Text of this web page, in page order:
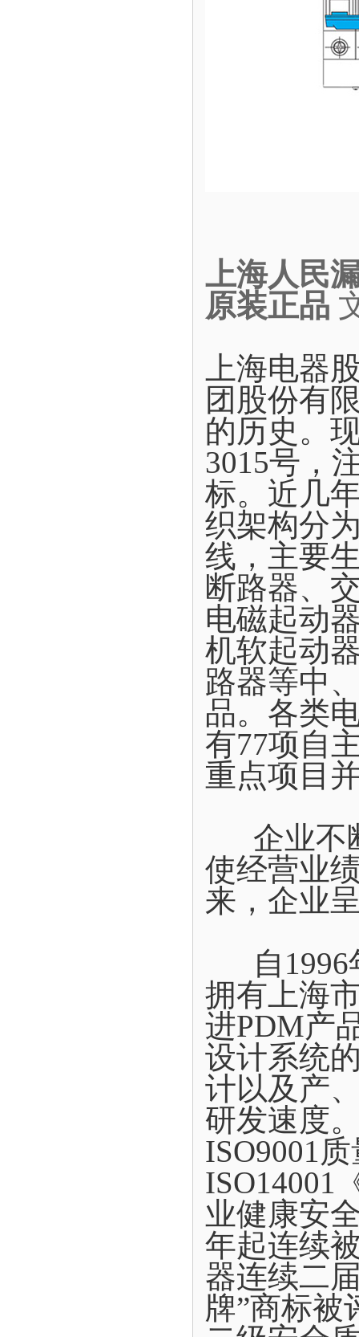
上海人民
原装正品
上海电器
团股份有
的历史。
3015号，
标。近几
织架构分
线，主要
断路器、
电磁起动
机软起动
路器等中
品。各类
有77项自
重点项目
企业不
使经营业
来，企业
自1996
拥有上海
进PDM产
设计系统
计以及产
研发速度
ISO9001
ISO14001
业健康安
年起连续
器连续二
牌”商标被